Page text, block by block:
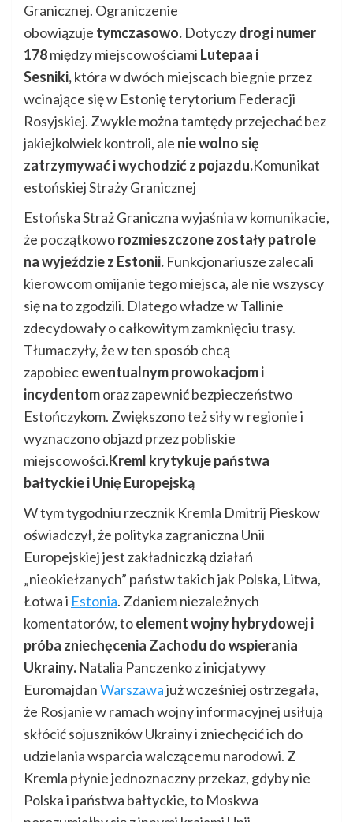
Granicznej. Ograniczenie
obowiązuje tymczasowo. Dotyczydrogi numer
178między miejscowościami Lutepaa i
Sesniki,która w dwóch miejscach biegnie przez
wcinające się w Estonię terytorium Federacji
Rosyjskiej. Zwykle można tamtędy przejechać bez
jakiejkolwiek kontroli, ale nie wolno się
zatrzymywać i wychodzić z pojazdu.Komunikat
estońskiej Straży Granicznej
Estońska Straż Graniczna wyjaśnia w komunikacie,
że początkoworozmieszczone zostały patrole
na wyjeździe z Estonii. Funkcjonariusze zalecali
kierowcom omijanie tego miejsca, ale nie wszyscy
się na to zgodzili. Dlatego władze w Tallinie
zdecydowały o całkowitym zamknięciu trasy.
Tłumaczyły, że w ten sposób chcą
zapobiecewentualnym prowokacjom i
incydentomoraz zapewnić bezpieczeństwo
Estończykom. Zwiększono też siły w regionie i
wyznaczono objazd przez pobliskie
miejscowości.Kreml krytykuje państwa
bałtyckie i Unię Europejską
W tym tygodniu rzecznik Kremla Dmitrij Pieskow
oświadczył, że polityka zagraniczna Unii
Europejskiej jest zakładniczką działań
„nieokiełzanych” państw takich jak Polska, Litwa,
Łotwa i Estonia. Zdaniem niezależnych
komentatorów, toelement wojny hybrydowej i
próba zniechęcenia Zachodu do wspierania
Ukrainy. Natalia Panczenko z inicjatywy
EuromajdanWarszawajuż wcześniej ostrzegała,
że Rosjanie w ramach wojny informacyjnej usiłują
skłócić sojuszników Ukrainy i zniechęcić ich do
udzielania wsparcia walczącemu narodowi. Z
Kremla płynie jednoznaczny przekaz, gdyby nie
Polska i państwa bałtyckie, to Moskwa